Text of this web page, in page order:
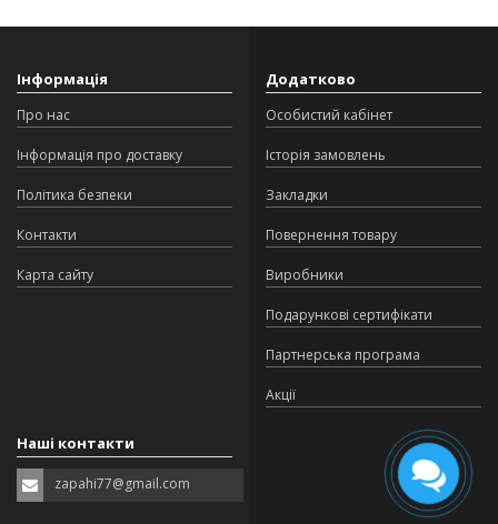
Інформація
Про нас
Інформація про доставку
Політика безпеки
Контакти
Карта сайту
Додатково
Особистий кабінет
Історія замовлень
Закладки
Повернення товару
Виробники
Подарункові сертифікати
Партнерська програма
Акції
Наші контакти
zapahi77@gmail.com